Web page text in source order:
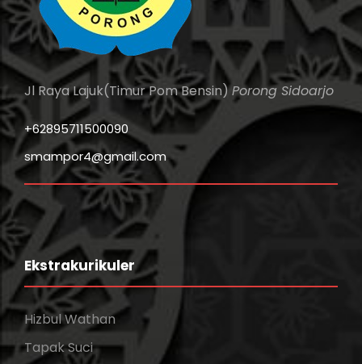
Jl Raya Lajuk(Timur Pom Bensin)Porong Sidoarjo
+62895711500090
smampor4@gmail.com
Ekstrakurikuler
Hizbul Wathan
Tapak Suci